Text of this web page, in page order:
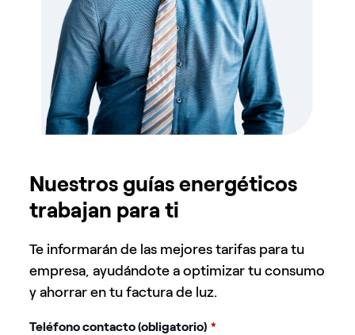
Nuestros guías energéticos
trabajan para ti
Te informarán de las mejores tarifas para tu
empresa, ayudándote a optimizar tu consumo
y ahorrar en tu factura de luz.
Teléfono contacto (obligatorio) *